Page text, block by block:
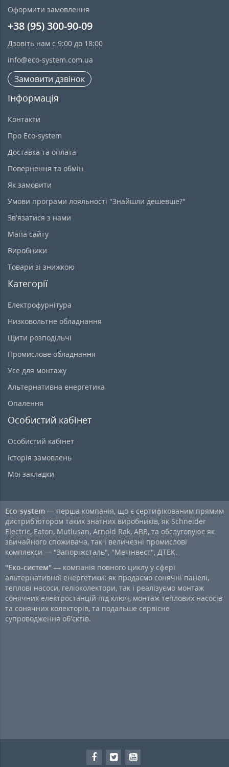
Оформити замовлення
+38 (95) 300-90-09
Дзовіть нам с 9:00 до 18:00
info@eco-system.com.ua
Замовити дзвінок
Інформація
Контакти
Про Eco-system
Доставка та оплата
Повернення та обмін
Як замовити
Умови програми лояльності "Знайшли дешевше?"
Зв’язатися з нами
Мапа сайту
Виробники
Товари зі знижкою
Категорії
Електрофурнітура
Низковольтне обладнання
Щити розподільчі
Промислове обладнання
Усе для монтажу
Альтернативна енергетика
Опалення
Особистий кабінет
Особистий кабінет
Історія замовлень
Мої закладки
Eco-system — перша компанія, що є сертифікованим прямим
дистриб'ютором таких знатних виробників, як Schneider
Electric, Eaton, Mutlusan, Arnold Rak, ABB, та обслуговуює як
звичайного споживача, так і величезні промислові
комплекси — "Запоріжсталь", "Метінвест", ДТЕК.
"Еко-систем" — компанія повного циклу у сфері
альтернативної енергетики: як продаємо сонячні панелі,
теплові насоси, геліоколектори, так і реалізуємо монтаж
сонячних електростанцій під ключ, монтаж теплових насосів
та сонячних колекторів, та подальше сервісне
супроводження об'єктів.